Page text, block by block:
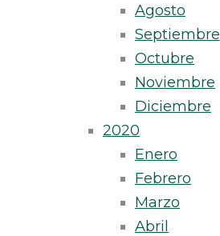
Agosto
Septiembre
Octubre
Noviembre
Diciembre
2020
Enero
Febrero
Marzo
Abril